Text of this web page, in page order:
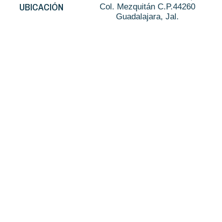
UBICACIÓN
Col. Mezquitán C.P.44260
Guadalajara, Jal.